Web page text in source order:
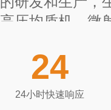
压均质机，微
涉及：生物行
苗，兽用疫苗
，微球等），
24
24小时快速响应